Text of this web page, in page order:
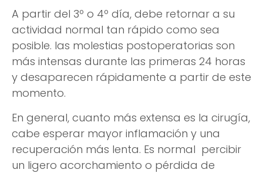
A partir del 3º o 4º día, debe retornar a su
actividad normal tan rápido como sea
posible. las molestias postoperatorias son
más intensas durante las primeras 24 horas
y desaparecen rápidamente a partir de este
momento.
En general, cuanto más extensa es la cirugía,
cabe esperar mayor inflamación y una
recuperación más lenta. Es normal percibir
un ligero acorchamiento o pérdida de